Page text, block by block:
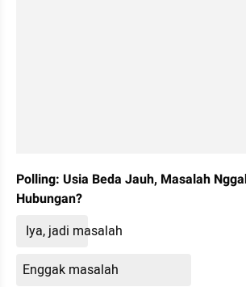
Polling: Usia Beda Jauh, Masalah
Hubungan?
Iya, jadi masalah
Enggak masalah